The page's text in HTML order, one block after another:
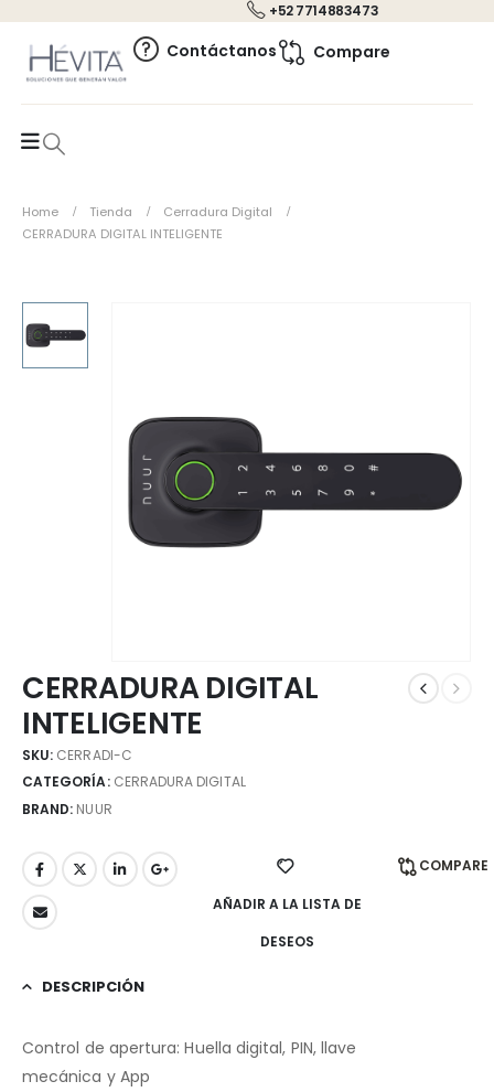
+52 7714883473
Contáctanos Compare
Home Tienda
Cerradura Digital
CERRADURA DIGITAL INTELIGENTE
CERRADURA DIGITAL
INTELIGENTE
SKU: CERRADI-C
CATEGORÍA: CERRADURA DIGITAL
BRAND: NUUR
AÑADIR A LA LISTA DE
DESEOS
COMPARE
DESCRIPCIÓN
Control de apertura: Huella digital, PIN, llave
mecánica y App